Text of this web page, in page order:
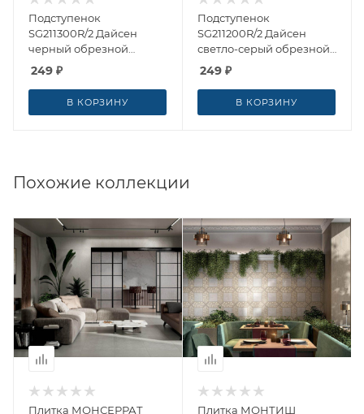
Подступенок
SG211300R/2 Дайсен
черный обрезной
14.5x60 от Kerama
249 ₽
В КОРЗИНУ
Подступенок
SG211200R/2 Дайсен
светло-серый обрезной
14.5x60 от Kerama
249 ₽
В КОРЗИНУ
Похожие коллекции
Плитка МОНСЕРРАТ
Плитка МОНТИШ